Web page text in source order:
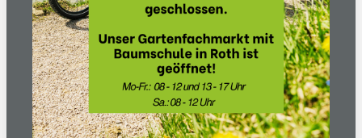
Bildergalerie überspringen